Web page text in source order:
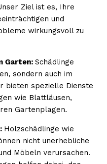
Ziel ist es, Ihre
und
wirkungsvoll zu
Garten: Schädlinge
sondern auch im
bieten spezielle Dienste
wie Blattläusen,
Gartenplagen.
Holzschädlinge wie
nicht unerhebliche
Möbeln verursachen.